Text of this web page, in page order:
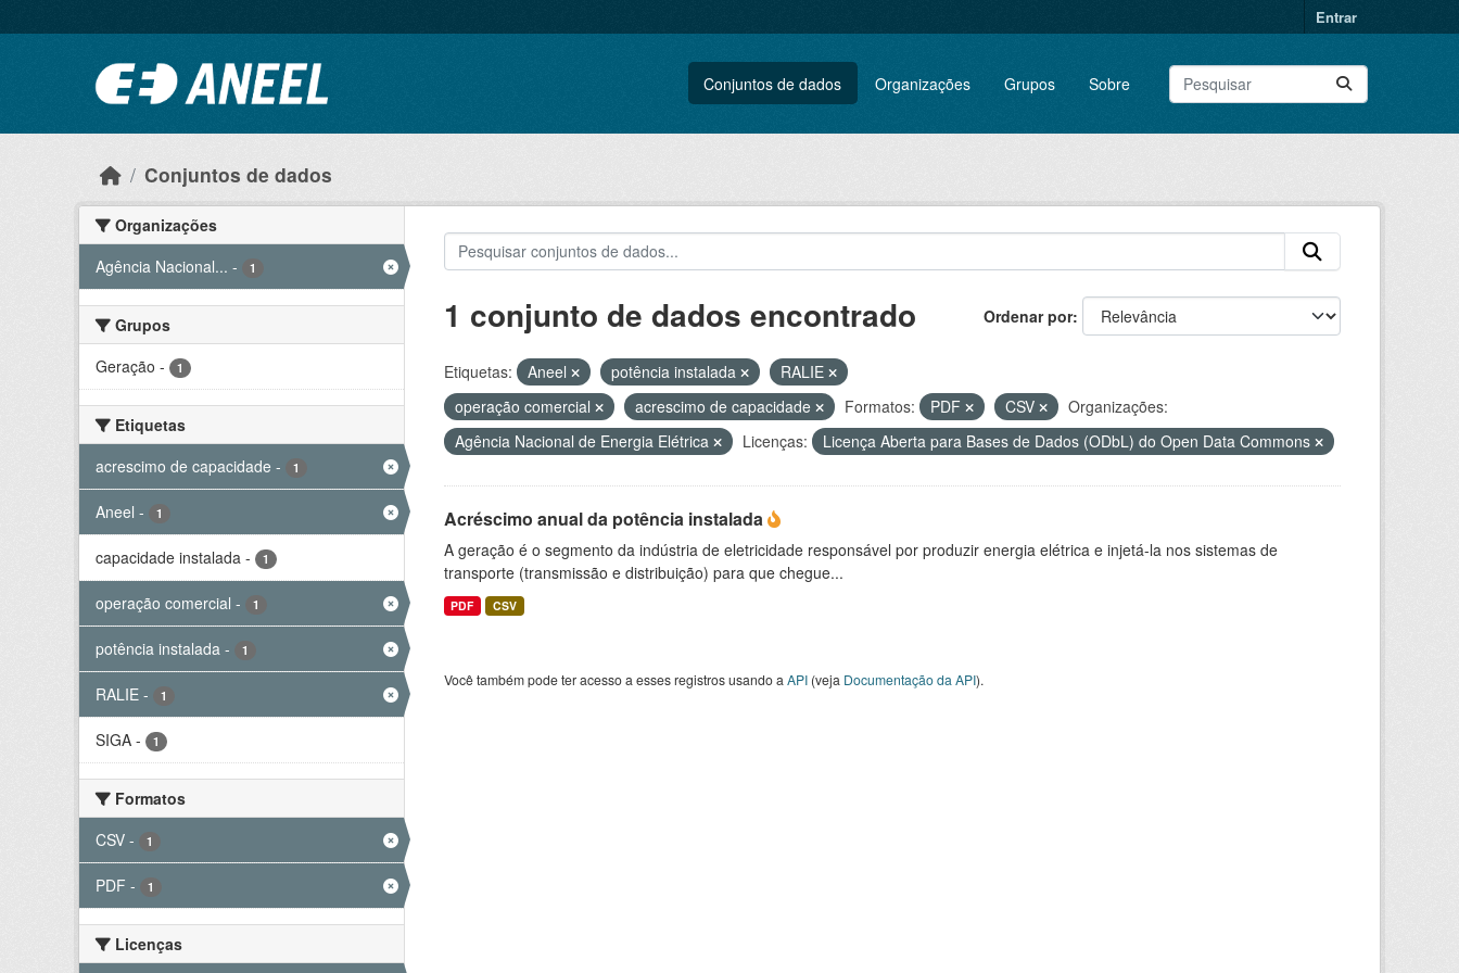
Entrar
Conjuntos de dados Organizações Grupos Sobre
Conjuntos de dados
Organizações
Agência Nacional... - 1
Grupos
Geração - 1
Etiquetas
acrescimo de capacidade - 1
Aneel - 1
capacidade instalada - 1
operação comercial - 1
potência instalada - 1
RALIE - 1
SIGA - 1
Formatos
CSV - 1
PDF - 1
Licenças
Ordenar por
1 conjunto de dados encontrado
Etiquetas: Aneel potência instalada
RALIE
operação comercial
acrescimo de capacidade Formatos: PDF CSV
Organizações:
Agência Nacional de Energia Elétrica
Licenças: Licença Aberta para Bases de Dados (ODbL) do Open Data Commons
Acréscimo anual da potência instalada
A geração é o segmento da indústria de eletricidade responsável por produzir energia elétrica e injetá-la nos sistemas de
transporte (transmissão e distribuição) para que chegue...
PDF CSV
Você também pode ter acesso a esses registros usando a API(veja Documentação da API).